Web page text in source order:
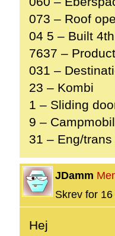
073 – Roof
04 5 – Built
7637 –
031 –
23 – Kombi
1 – Sliding
9 –
31 – Eng/
JDamm
Skrev for
Hej